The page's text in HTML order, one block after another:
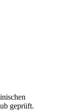
geprüft.